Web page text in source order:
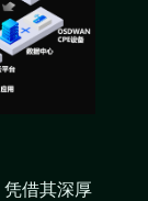
凭借其深厚